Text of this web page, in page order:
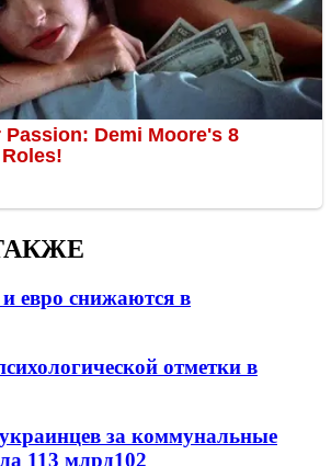
евро снижаются в
отметки в
за коммунальные
113 млрд102